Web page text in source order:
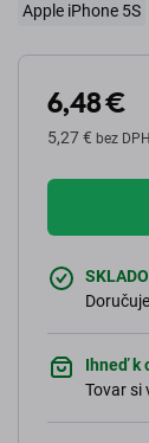
Apple iPhone 5S
6,48 €
5,27 € bez DPH
Ihneď k
Tovar si